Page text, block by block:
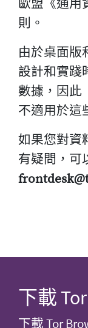
歐盟《通用
則。
由於桌面版
設計和實踐
數據，因此
不適用於這
如果您對資
有疑問，可
下載
下載 Tor